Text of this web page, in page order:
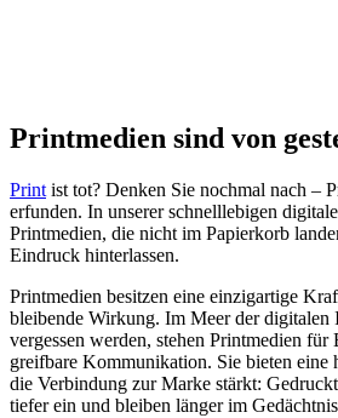
Printmedien sind von
Print ist tot? Denken Sie nochmal nach –
erfunden. In unserer schnelllebigen
Printmedien, die nicht im Papierkorb
Eindruck hinterlassen.
Printmedien besitzen eine einzigartige
bleibende Wirkung. Im Meer der digitalen
vergessen werden, stehen Printmedien für
greifbare Kommunikation. Sie bieten eine
die Verbindung zur Marke stärkt:
tiefer ein und bleiben länger im